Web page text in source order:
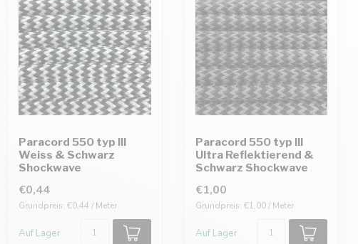
Paracord 550 typ III
Weiss & Schwarz
Shockwave
€0,44
Grundpreis: €0,44 / Meter
Auf Lager
Paracord 550 typ III
Ultra Reflektierend &
Schwarz Shockwave
€1,00
Grundpreis: €1,00 / Meter
Auf Lager